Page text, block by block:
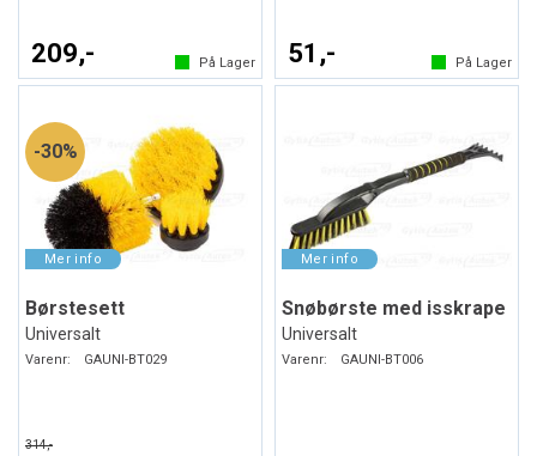
209,- På Lager 51,- På Lager
30%
Børstesett
Universalt
Varenr: GAUNI-BT029
314,-
Snøbørste med isskrape
Universalt
Varenr: GAUNI-BT006